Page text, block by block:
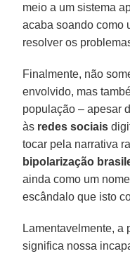
meio a um sistema
acaba soando como
resolver os
Finalmente, não
envolvido, mas
população – apesar
às redes sociais
tocar pela narrativa
bipolarização
ainda como um
escândalo que isto
Lamentavelmente, a
significa nossa